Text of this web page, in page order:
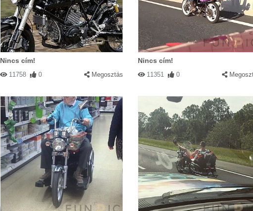
Nincs cím!
11758 0 Megosztás
Nincs cím!
11351 0